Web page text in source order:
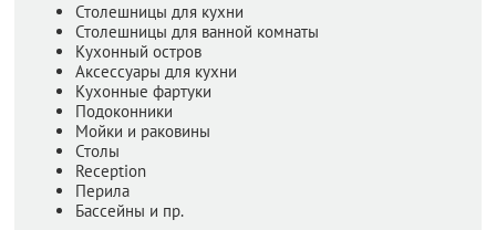
Столешницы для кухни
Столешницы для ванной комнаты
Кухонный остров
Аксессуары для кухни
Кухонные фартуки
Подоконники
Мойки и раковины
Столы
Reception
Перила
Бассейны и пр.